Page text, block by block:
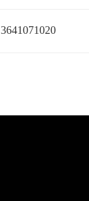
3641071020